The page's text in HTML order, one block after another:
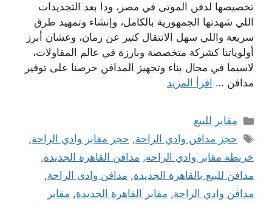
تخصيصها لدفن الموتى في مصر، ودا بعد التجديدات
اللي شهدتها الجمهورية بالكامل، وإنشاء وتمهيد طرق
سريعة واللي سهل الانتقال كتير عن زمان، وعشان أبرز
أولوياتنا كشركة متخصصة وبارزة في عالم المقاولات،
لاسيما في مجال بناء وتجهيز المدافن حرصنا على توفير
مدافن … اقرأ المزيد
التصنيفات
مقابر للبيع
الوسوم
حجز مدافن وادي الراحة, حجز مقابر وادي الراحة,
خريطة مقابر وادي الراحة, مدافن القاهرة الجديدة,
مدافن للبيع بالقاهرة الجديدة, مدافن وادى الراحة,
مدافن وادي الراحة, مقابر القاهرة الجديدة, مقابر